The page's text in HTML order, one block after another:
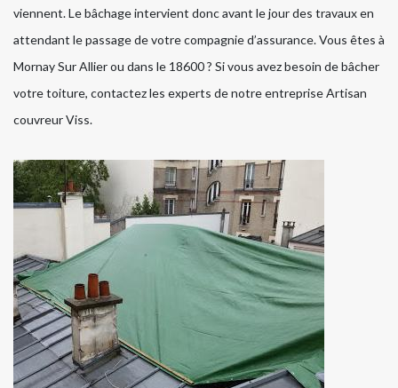
viennent. Le bâchage intervient donc avant le jour des travaux en
attendant le passage de votre compagnie d’assurance. Vous êtes à
Mornay Sur Allier ou dans le 18600 ? Si vous avez besoin de bâcher
votre toiture, contactez les experts de notre entreprise Artisan
couvreur Viss.